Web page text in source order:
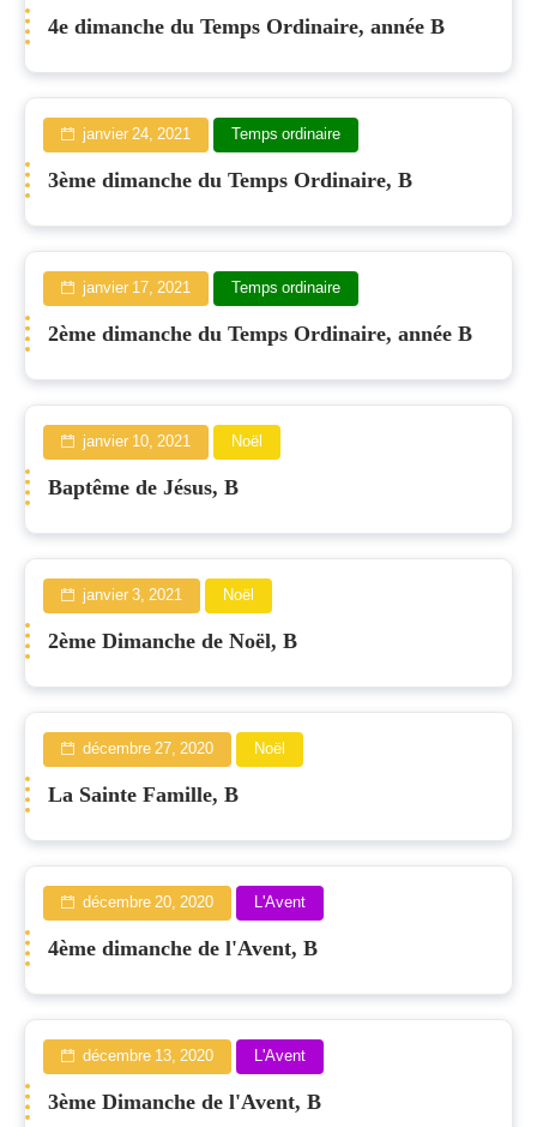
4e dimanche du Temps Ordinaire, année B
janvier 24, 2021 Temps ordinaire
3ème dimanche du Temps Ordinaire, B
janvier 17, 2021 Temps ordinaire
2ème dimanche du Temps Ordinaire, année B
janvier 10, 2021 Noël
Baptême de Jésus, B
janvier 3, 2021 Noël
2ème Dimanche de Noël, B
décembre 27, 2020 Noël
La Sainte Famille, B
décembre 20, 2020 L'Avent
4ème dimanche de l'Avent, B
décembre 13, 2020 L'Avent
3ème Dimanche de l'Avent, B